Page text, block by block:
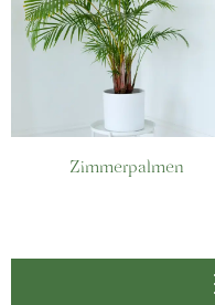
Zimmerpalmen